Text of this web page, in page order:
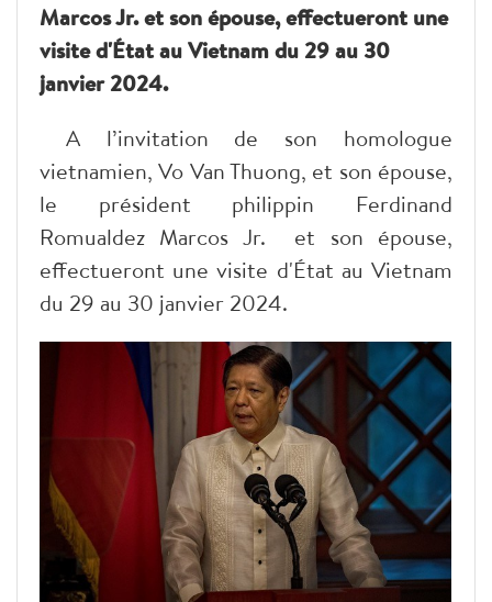
Marcos Jr. et son épouse, effectueront une
visite d'État au Vietnam du 29 au 30
janvier 2024.
A l’invitation de son homologue
vietnamien, Vo Van Thuong, et son épouse,
le président philippin Ferdinand
Romualdez Marcos Jr. et son épouse,
effectueront une visite d'État au Vietnam
du 29 au 30 janvier 2024.